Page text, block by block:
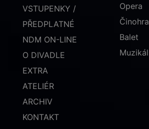
VSTUPENKY /
PŘEDPLATNÉ
NDM ON-LINE
O DIVADLE
EXTRA
ATELIÉR
ARCHIV
KONTAKT
Opera
Činohra
Balet
Muzikál